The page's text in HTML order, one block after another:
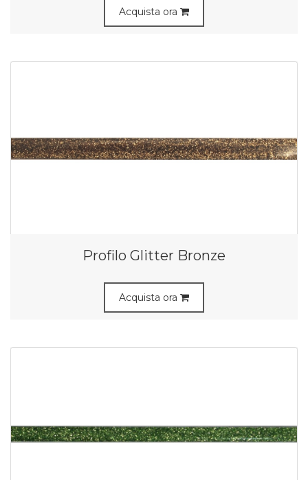
Acquista ora
Profilo Glitter Bronze
Acquista ora